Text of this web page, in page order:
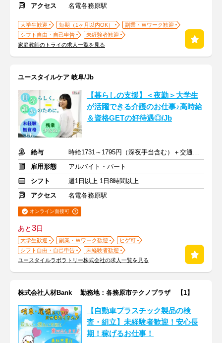
アクセス
名電各務原駅
大学生歓迎 短期（1ヶ月以内OK）
副業・Ｗワーク歓迎
シフト自由・自己申告
未経験者歓迎
家庭教師のトライの求人一覧を見る
ユースタイルケア 岐阜/Jb
【暮らしの支援】＜夜勤＞大学生
が活躍できる介護のお仕事♪高時給
＆資格GETの好待遇◎/Jb
給与
時給1731～1795円（深夜手当含む）＋交通費支給
雇用形態
アルバイト・パート
シフト
週1日以上 1日8時間以上
アクセス
名電各務原駅
オンライン面接可
あと3日
大学生歓迎 副業・Ｗワーク歓迎
ヒゲ可
シフト自由・自己申告
未経験者歓迎
ユースタイルラボラトリー株式会社の求人一覧を見る
株式会社人材Bank 勤務地：各務原市テクノプラザ 【1】
【自動車プラスチック製品の検
査・組立】未経験者歓迎！安心長
期！稼げるお仕事！